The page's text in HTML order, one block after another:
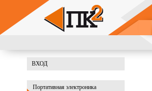
Перейти к основному содержанию
ВХОД
Портативная электроника